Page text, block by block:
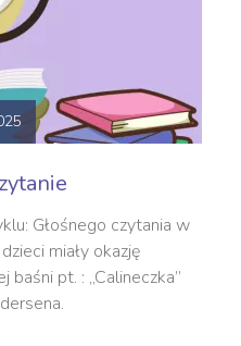
Głośnego czytania w
miały okazję
baśni pt. : „Calineczka”